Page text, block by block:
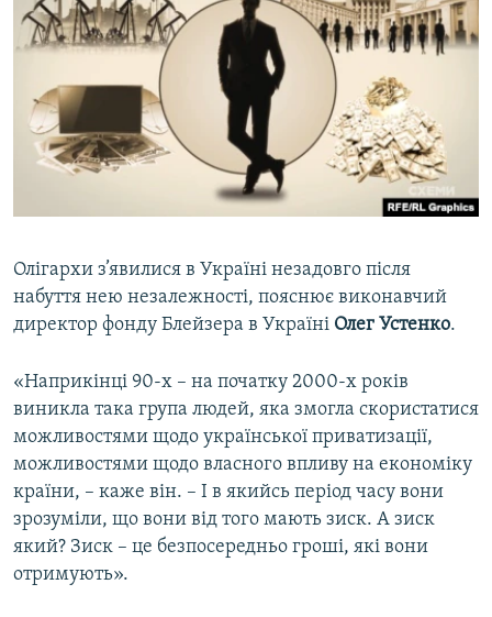
Олігархи з’явилися в Україні незадовго після
набуття нею незалежності, пояснює виконавчий
директор фонду Блейзера в Україні Олег Устенко.
«Наприкінці 90-х – на початку 2000-х років
виникла така група людей, яка змогла скористатися
можливостями щодо української приватизації,
можливостями щодо власного впливу на економіку
країни, – каже він. – І в якийсь період часу вони
зрозуміли, що вони від того мають зиск. А зиск
який? Зиск – це безпосередньо гроші, які вони
отримують».